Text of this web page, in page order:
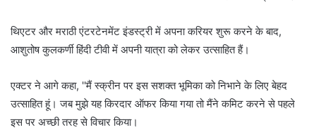
थिएटर और मराठी एंटरटेनमेंट इंडस्ट्री में अपना करियर शुरू करने के बाद,
आशुतोष कुलकर्णी हिंदी टीवी में अपनी यात्रा को लेकर उत्साहित हैं।
एक्टर ने आगे कहा, ''मैं स्क्रीन पर इस सशक्त भूमिका को निभाने के लिए बेहद
उत्साहित हूं। जब मुझे यह किरदार ऑफर किया गया तो मैंने कमिट करने से पहले
इस पर अच्छी तरह से विचार किया।